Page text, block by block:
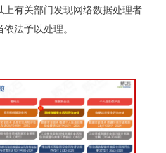
有关部门发现网络数据处理者
法予以处理。